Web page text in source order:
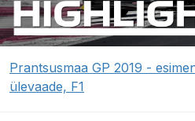
Prantsusmaa GP 2019 -
ülevaade, F1